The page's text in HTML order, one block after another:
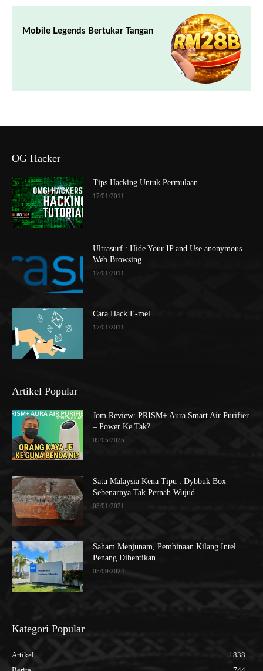
Mobile Legends Bertukar Tangan
OG Hacker
Tips Hacking Untuk Permulaan
17/01/2011
Ultrasurf : Hide Your IP and Use anonymous
Web Browsing
17/01/2011
Cara Hack E-mel
17/01/2011
Artikel Popular
Jom Review: PRISM+ Aura Smart Air Purifier
– Power Ke Tak?
09/05/2025
Satu Malaysia Kena Tipu : Dybbuk Box
Sebenarnya Tak Pernah Wujud
03/01/2021
Saham Menjunam, Pembinaan Kilang Intel
Penang Dihentikan
05/09/2024
Kategori Popular
Artikel
1838